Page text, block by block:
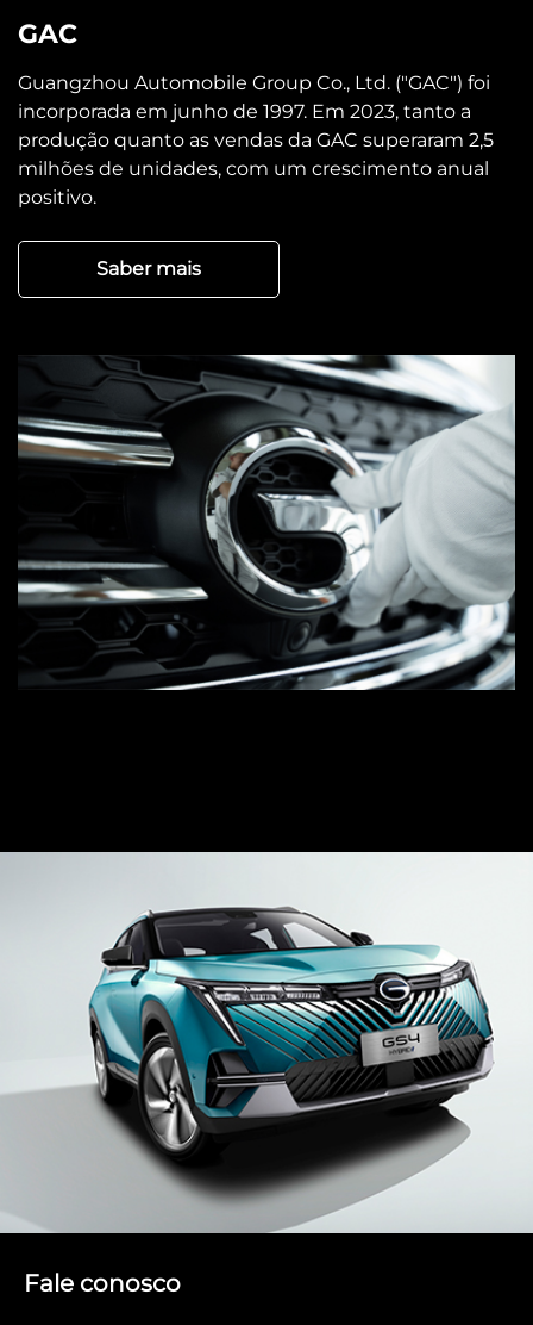
GAC
Guangzhou Automobile Group Co., Ltd. ("GAC") foi
incorporada em junho de 1997. Em 2023, tanto a
produção quanto as vendas da GAC superaram 2,5
milhões de unidades, com um crescimento anual
positivo.
Saber mais
Fale conosco